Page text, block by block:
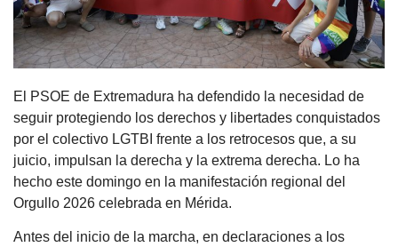
El PSOE de Extremadura ha defendido la necesidad de
seguir protegiendo los derechos y libertades conquistados
por el colectivo LGTBI frente a los retrocesos que, a su
juicio, impulsan la derecha y la extrema derecha. Lo ha
hecho este domingo en la manifestación regional del
Orgullo 2026 celebrada en Mérida.
Antes del inicio de la marcha, en declaraciones a los